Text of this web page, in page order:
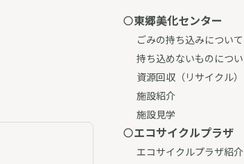
東郷美化センター
ごみの持ち込みについて
持ち込めないものについ
資源回収（リサイクル）
施設紹介
施設見学
エコサイクルプラザ
エコサイクルプラザ紹介